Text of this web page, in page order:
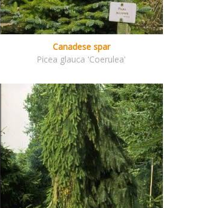
Canadese spar
Picea glauca 'Coerulea'